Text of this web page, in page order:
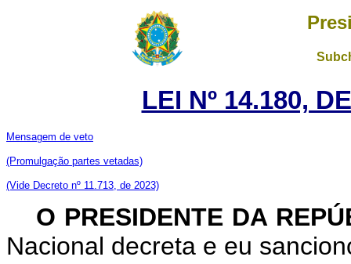
LEI Nº 14.180,
Mensagem de veto
(Promulgação partes vetadas)
(Vide Decreto nº 11.713, de 2023)
O PRESIDENTE DA
Nacional decreta e eu